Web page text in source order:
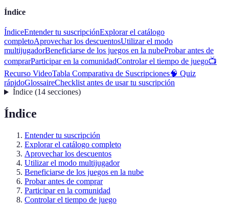
Índice
ÍndiceEntender tu suscripciónExplorar el catálogo
completoAprovechar los descuentosUtilizar el modo
multijugadorBeneficiarse de los juegos en la nubeProbar antes de
comprarParticipar en la comunidadControlar el tiempo de juego📺
Recurso VideoTabla Comparativa de Suscripciones🧠 Quiz
rápidoGlossaireChecklist antes de usar tu suscripción
Índice(14 secciones)
Índice
Entender tu suscripción
Explorar el catálogo completo
Aprovechar los descuentos
Utilizar el modo multijugador
Beneficiarse de los juegos en la nube
Probar antes de comprar
Participar en la comunidad
Controlar el tiempo de juego